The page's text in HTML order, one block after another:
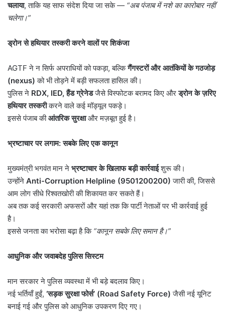
चलाया, ताकि यह साफ संदेश दिया जा सके — “अब पंजाब में नशे का कारोबार नहीं
चलेगा।”
ड्रोन से हथियार तस्करी करने वालों पर शिकंजा
AGTF ने न सिर्फ अपराधियों को पकड़ा, बल्किगैंगस्टरों और आतंकियों के गठजोड़
(nexus) को भी तोड़ने में बड़ी सफलता हासिल की।
पुलिस ने RDX, IED,हैंड ग्रेनेडजैसे विस्फोटक बरामद किए औरड्रोन के ज़रिए
हथियार तस्करीकरने वाले कई मॉड्यूल पकड़े।
इससे पंजाब कीआंतरिक सुरक्षाऔर मज़बूत हुई है।
भ्रष्टाचार पर लगाम: सबके लिए एक कानून
मुख्यमंत्री भगवंत मान ने भ्रष्टाचार के खिलाफ बड़ी कार्रवाईशुरू की।
उन्होंने Anti-Corruption Helpline (9501200200) जारी की, जिससे
आम लोग सीधे रिश्वतखोरी की शिकायत कर सकते हैं।
अब तक कई सरकारी अफसरों और यहां तक कि पार्टी नेताओं पर भी कार्रवाई हुई
है।
इससे जनता का भरोसा बढ़ा है कि “कानून सबके लिए समान है।”
आधुनिक और जवाबदेह पुलिस सिस्टम
मान सरकार ने पुलिस व्यवस्था में भी बड़े बदलाव किए।
नई भर्तियाँ हुईं, ‘सड़क सुरक्षा फोर्स’ (Road Safety Force) जैसी नई यूनिट
बनाई गई और पुलिस को आधुनिक उपकरण दिए गए।